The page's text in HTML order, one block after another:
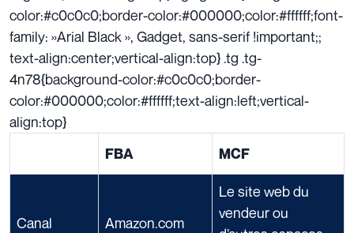
color:#c0c0c0;border-color:#000000;color:#ffffff;font-
family: »Arial Black », Gadget, sans-serif !important;;
text-align:center;vertical-align:top} .tg .tg-
4n78{background-color:#c0c0c0;border-
color:#000000;color:#ffffff;text-align:left;vertical-
align:top}
FBA MCF
Canal Amazon.com
Le site web du
vendeur ou